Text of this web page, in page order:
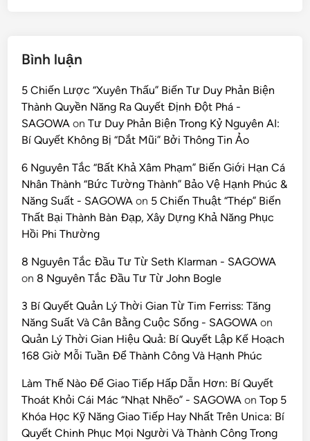
Bình luận
5 Chiến Lược “Xuyên Thấu” Biến Tư Duy Phản Biện
Thành Quyền Năng Ra Quyết Định Đột Phá -
SAGOWA onTư Duy Phản Biện Trong Kỷ Nguyên AI:
Bí Quyết Không Bị “Dắt Mũi” Bởi Thông Tin Ảo
6 Nguyên Tắc “Bất Khả Xâm Phạm” Biến Giới Hạn Cá
Nhân Thành “Bức Tường Thành” Bảo Vệ Hạnh Phúc &
Năng Suất - SAGOWA on 5 Chiến Thuật “Thép” Biến
Thất Bại Thành Bàn Đạp, Xây Dựng Khả Năng Phục
Hồi Phi Thường
8 Nguyên Tắc Đầu Tư Từ Seth Klarman - SAGOWA
on 8 Nguyên Tắc Đầu Tư Từ John Bogle
3 Bí Quyết Quản Lý Thời Gian Từ Tim Ferriss: Tăng
Năng Suất Và Cân Bằng Cuộc Sống - SAGOWA on
Quản Lý Thời Gian Hiệu Quả: Bí Quyết Lập Kế Hoạch
168 Giờ Mỗi Tuần Để Thành Công Và Hạnh Phúc
Làm Thế Nào Để Giao Tiếp Hấp Dẫn Hơn: Bí Quyết
Thoát Khỏi Cái Mác “Nhạt Nhẽo” - SAGOWA onTop 5
Khóa Học Kỹ Năng Giao Tiếp Hay Nhất Trên Unica: Bí
Quyết Chinh Phục Mọi Người Và Thành Công Trong